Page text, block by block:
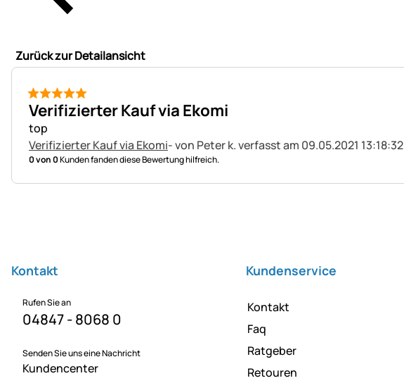
Zurück zur Detailansicht
5 von 5
Verifizierter Kauf via Ekomi
top
Verifizierter Kauf via Ekomi- von Peter k.verfasst am 09.05.2021 13:18:32
0 von 0Kunden fanden diese Bewertung hilfreich.
Kontakt
Rufen Sie an
04847 - 8068 0
Senden Sie uns eine Nachricht
Kundencenter
Kundenservice
Kontakt
Faq
Ratgeber
Retouren